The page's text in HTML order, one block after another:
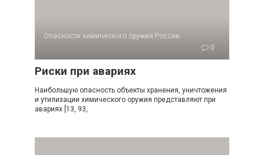
Опасности химического оружия России
0
Риски при авариях
Наибольшую опасность объекты хранения, уничтожения
и утилизации химического оружия представляют при
авариях [13, 93,